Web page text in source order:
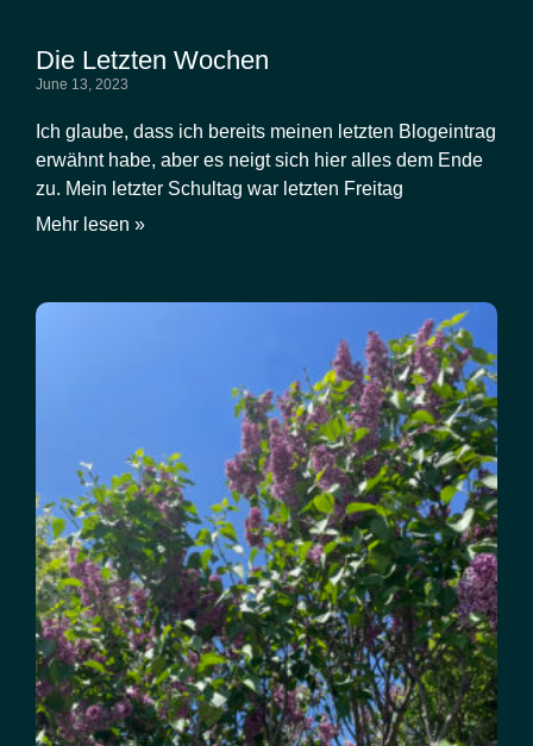
Die Letzten Wochen
June 13, 2023
Ich glaube, dass ich bereits meinen letzten Blogeintrag
erwähnt habe, aber es neigt sich hier alles dem Ende
zu. Mein letzter Schultag war letzten Freitag
Mehr lesen »